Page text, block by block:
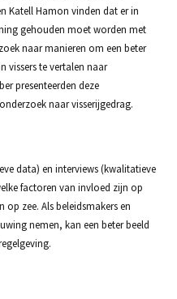
Katell Hamon vinden dat er in
gehouden moet worden met
naar manieren om een beter
vissers te vertalen naar
presenteerden deze
naar visserijgedrag.
data) en interviews (kwalitatieve
factoren van invloed zijn op
op zee. Als beleidsmakers en
nemen, kan een beter beeld